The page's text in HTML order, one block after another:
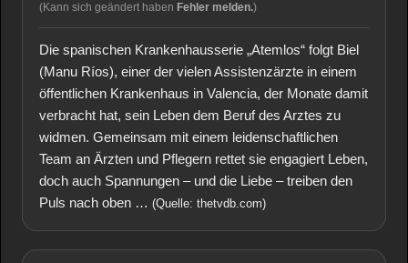
(Kann sich geändert haben Fehler melden.)
Die spanischen Krankenhausserie „Atemlos“ folgt Biel
(Manu Ríos), einer der vielen Assistenzärzte in einem
öffentlichen Krankenhaus in Valencia, der Monate damit
verbracht hat, sein Leben dem Beruf des Arztes zu
widmen. Gemeinsam mit einem leidenschaftlichen
Team an Ärzten und Pflegern rettet sie engagiert Leben,
doch auch Spannungen – und die Liebe – treiben den
Puls nach oben … (Quelle: thetvdb.com)